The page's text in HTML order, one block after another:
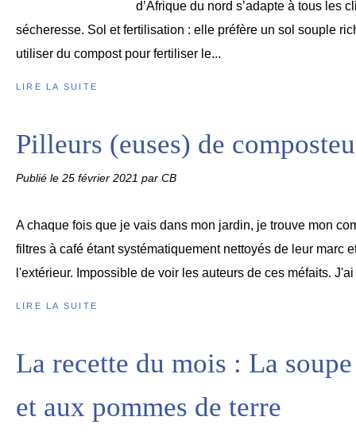
d’Afrique du nord s’adapte à tous les
sécheresse. Sol et fertilisation : elle préfère un sol souple
utiliser du compost pour fertiliser le...
LIRE LA SUITE
Pilleurs (euses) de
Publié le 25 février 2021 par CB
A chaque fois que je vais dans mon jardin, je trouve mon
filtres à café étant systématiquement nettoyés de leur marc
l'extérieur. Impossible de voir les auteurs de ces méfaits.
LIRE LA SUITE
La recette du mois : La
et aux pommes de terre